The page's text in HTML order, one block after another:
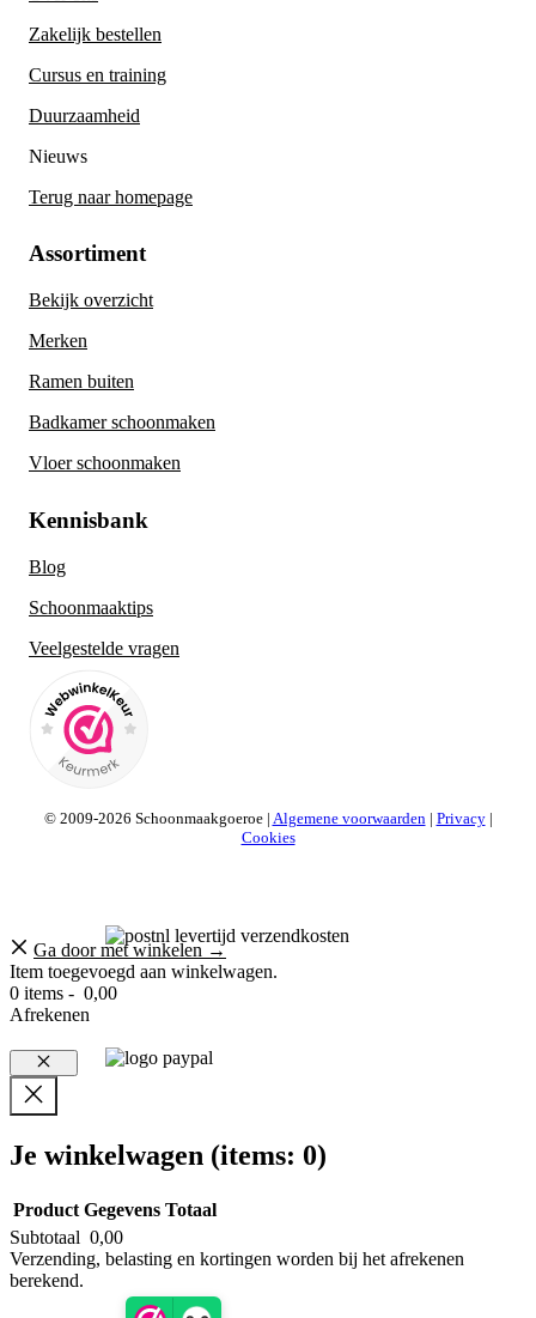
Zakelijk bestellen
Cursus en training
Duurzaamheid
Nieuws
Terug naar homepage
Assortiment
Bekijk overzicht
Merken
Ramen buiten
Badkamer schoonmaken
Vloer schoonmaken
Kennisbank
Blog
Schoonmaaktips
Veelgestelde vragen
© 2009-2026 Schoonmaakgoeroe | Algemene voorwaarden | Privacy|
Cookies
Ga door met winkelen →
Item toegevoegd aan winkelwagen.
0 items - 0,00
Afrekenen
Sluiten
Je winkelwagen (items: 0)
Producten
in
Product Gegevens Totaal
Subtotaal 0,00
Verzending, belasting en kortingen worden bij het afrekenen
berekend.
Bekijk mijn winkelwagen